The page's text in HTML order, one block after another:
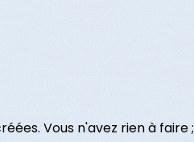
Vous n'avez rien à faire ;